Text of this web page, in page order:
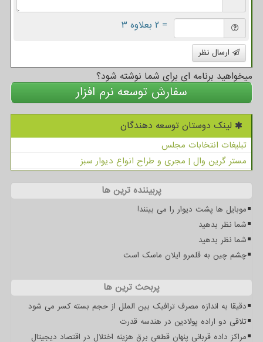
= ۲ بعلاوه ۳
ارسال نظر
میخواهید برنامه ای برای شما نوشته شود؟
سفارش توسعه نرم افزار
لینک دوستان توسعه دهندگان
تبلیغات انتخابات مجلس
مستر گرین وال | مجری و طراح انواع دیوار سبز
پربیننده ترین ها
موبایل ها پشت دیوار را می بینند!
شما نظر بدهید
شما نظر بدهید
چشم چین به قلمرو ایلان ماسک است
پربحث ترین ها
دقیقا به اندازه مصرف ترافیک بین الملل از حجم بسته کسر می شود
تلاقی دو اراده پولادین در هندسه قدرت
مراکز داده قربانی پنهان قطعی برق هزینه اختلال در اقتصاد دیجیتال